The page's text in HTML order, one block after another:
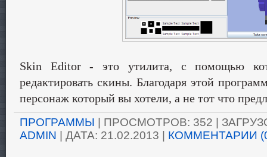
Skin Editor - это утилита, с помощью
редактировать скины. Благодаря этой
персонаж который вы хотели, а не тот что
ПРОГРАММЫ | ПРОСМОТРОВ: 352 |
ADMIN | ДАТА: 21.02.2013 | КОММЕНТАРИИ